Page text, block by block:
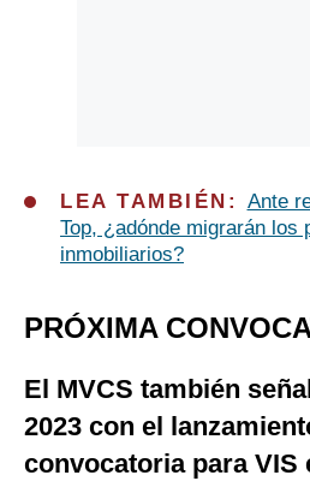
LEA TAMBIÉN: Ante
Top, ¿adónde migrarán los
inmobiliarios?
PRÓXIMA
El MVCS también
2023 con el
convocatoria para VIS